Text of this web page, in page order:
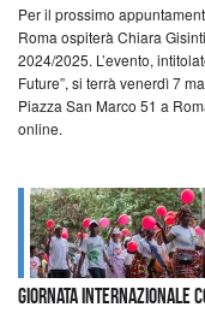
Per il prossimo
Roma ospiterà Chiara
2024/2025. L’evento,
Future”, si terrà venerdì 7
Piazza San Marco 51 a
online.
Giornata Internazionale